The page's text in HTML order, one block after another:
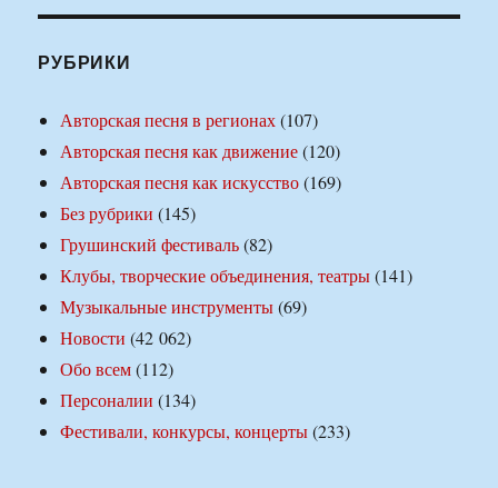
РУБРИКИ
Авторская песня в регионах(107)
Авторская песня как движение(120)
Авторская песня как искусство(169)
Без рубрики (145)
Грушинский фестиваль(82)
Клубы, творческие объединения, театры(141)
Музыкальные инструменты(69)
Новости (42 062)
Обо всем(112)
Персоналии (134)
Фестивали, конкурсы, концерты(233)